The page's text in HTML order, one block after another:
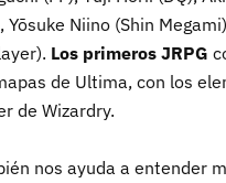
Yōsuke Niino (Shin
Los primeros JRPG
de Ultima, con los
de Wizardry.
nos ayuda a entender